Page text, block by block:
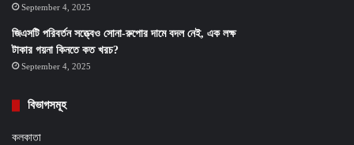
September 4, 2025
জিএসটি পরিবর্তন সত্ত্বেও সোনা-রুপোর দামে বদল নেই, এক লক্ষ
টাকার গয়না কিনতে কত খরচ?
September 4, 2025
বিভাগসমূহ
কলকাতা